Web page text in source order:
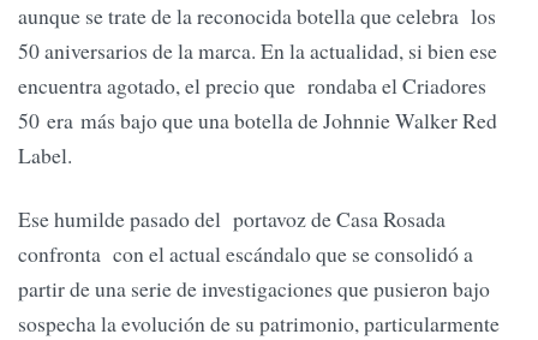
aunque se trate de la reconocida botella que celebra los
50 aniversarios de la marca. En la actualidad, si bien ese
encuentra agotado, el precio que rondaba el Criadores
50 era más bajo que una botella de Johnnie Walker Red
Label.
Ese humilde pasado del portavoz de Casa Rosada
confronta con el actual escándalo que se consolidó a
partir de una serie de investigaciones que pusieron bajo
sospecha la evolución de su patrimonio, particularmente